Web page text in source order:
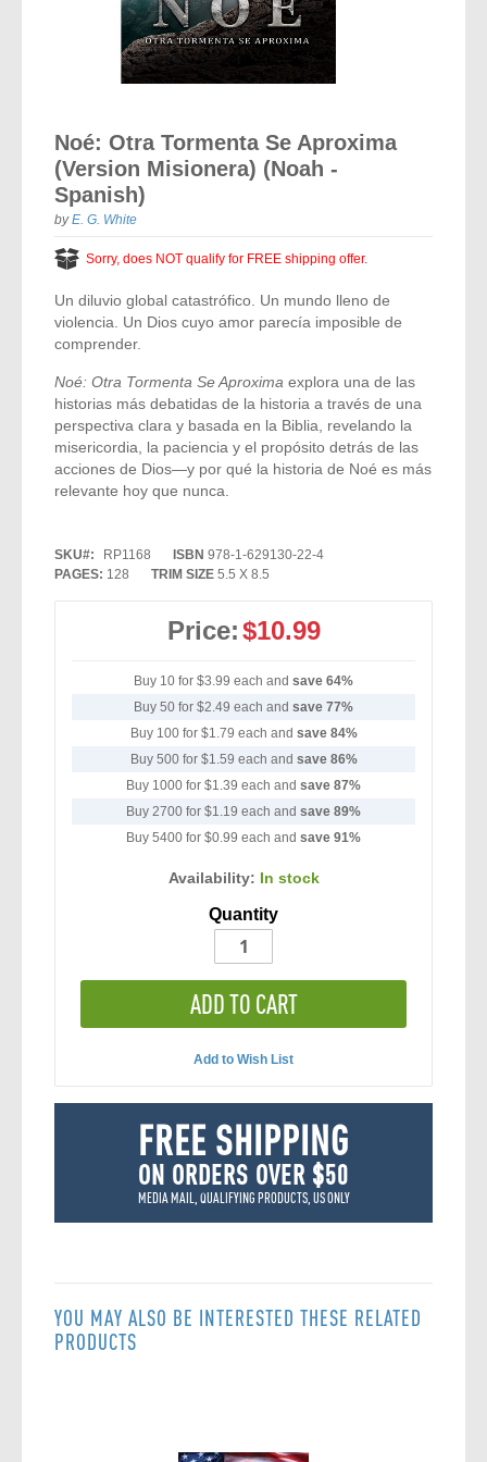
Audio Bibles
Cassettes
Testimonies for The Church
Word of Promise
Emerging Church
History of the Church
Inspirational
Music
Ordination
Personal Testimonials
Prayer
Great Controversy Sharing Edition
Sharing Tracts
Pocket Sharing Books
Great Controversy
Testimonies for the Church
Devotionals
Steps to Christ
Children & Youth
Study Bibles
Bible Commentary
Bible Study Helps
Studying With A Purpose
Platinum LARGE Print
NKJV
Sharing Edition
Classic Remnant Study Bibles
Missionary Bibles
Bible Accessories
Bible Marking
For Kids
Journals
Children & Youth
Health
Inspirational Speaking
El Set de Estudios Biblicos
La Biblia De Estudio Remnant
Todos Los Productos
the
beginning
Noé: Otra Tormenta Se Aproxima
(Version Misionera) (Noah -
Spanish)
byE. G. White
Sorry, does NOT qualify for FREE shipping offer.
Un diluvio global catastrófico. Un mundo lleno de
violencia. Un Dios cuyo amor parecía imposible de
comprender.
Noé: Otra Tormenta Se Aproxima explora una de las
historias más debatidas de la historia a través de una
perspectiva clara y basada en la Biblia, revelando la
misericordia, la paciencia y el propósito detrás de las
acciones de Dios—y por qué la historia de Noé es más
relevante hoy que nunca.
SKU RP1168 ISBN 978-1-629130-22-4
PAGES: 128 TRIM SIZE 5.5 X 8.5
Price:$10.99
Buy 10 for $3.99 each and save 64%
Buy 50 for $2.49 each and save 77%
Buy 100 for $1.79 each and save84%
Buy 500 for $1.59 each and save86%
Buy 1000 for $1.39 each and save 87%
Buy 2700 for $1.19 each and save 89%
Buy 5400 for $0.99 each and save 91%
Availability: In stock
Quantity
ADD TO CART
Add to Wish List
FREE SHIPPING
ON ORDERS OVER $50
MEDIA MAIL, QUALIFYING PRODUCTS, US ONLY
YOU MAY ALSO BE INTERESTED THESE RELATED
PRODUCTS